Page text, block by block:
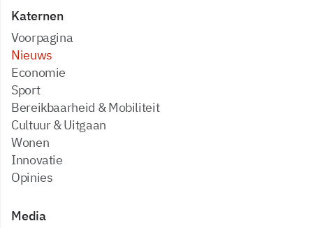
Katernen
Voorpagina
Nieuws
Economie
Sport
Bereikbaarheid & Mobiliteit
Cultuur & Uitgaan
Wonen
Innovatie
Opinies
Media